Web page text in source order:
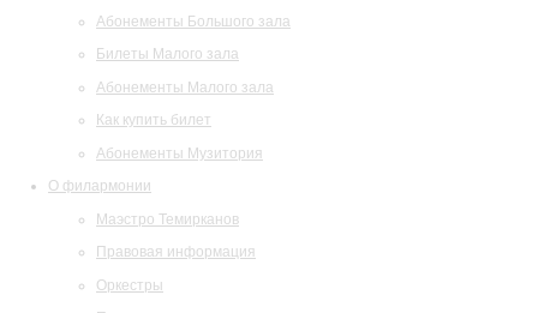
Абонементы Большого зала
Билеты Малого зала
Абонементы Малого зала
Как купить билет
Абонементы Музитория
О филармонии
Маэстро Темирканов
Правовая информация
Оркестры